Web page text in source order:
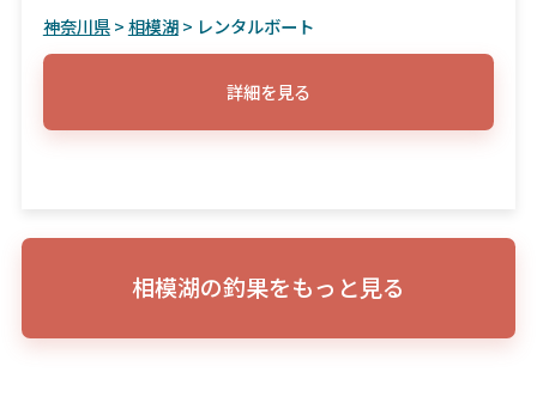
神奈川県>相模湖> レンタルボート
詳細を見る
相模湖の釣果をもっと見る